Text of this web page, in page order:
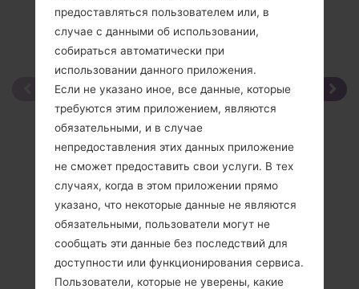
предоставляться пользователем или, в
случае с данными об использовании,
собираться автоматически при
использовании данного приложения.
Если не указано иное, все данные, которые
требуются этим приложением, являются
обязательными, и в случае
непредоставления этих данных приложение
не сможет предоставить свои услуги. В тех
случаях, когда в этом приложении прямо
указано, что некоторые данные не являются
обязательными, пользователи могут не
сообщать эти данные без последствий для
доступности или функционирования сервиса.
Пользователи, которые не уверены, какие